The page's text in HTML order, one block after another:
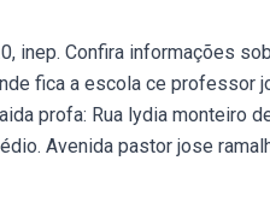
inep. Confira informações
fica a escola ce professor
profa: Rua lydia monteiro
Avenida pastor jose